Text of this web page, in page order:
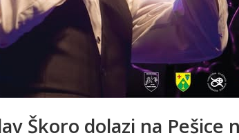
Škoro dolazi na Pešice